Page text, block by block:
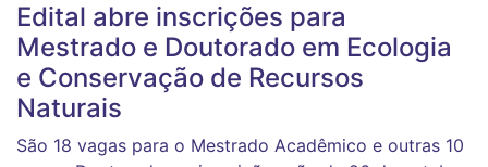
Edital abre inscrições para
Mestrado e Doutorado em Ecologia
e Conservação de Recursos
Naturais
São 18 vagas para o Mestrado Acadêmico e outras 10